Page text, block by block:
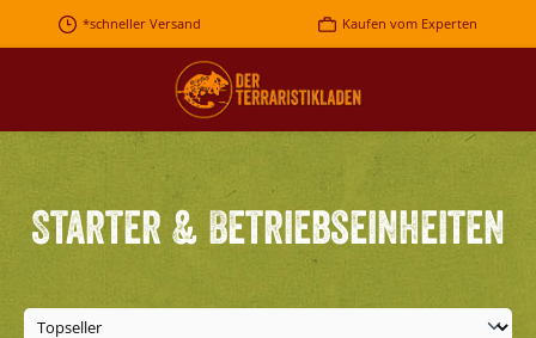
Zum Hauptinhalt springen
*schneller Versand Kaufen vom Experten
Starter & Betriebseinheiten